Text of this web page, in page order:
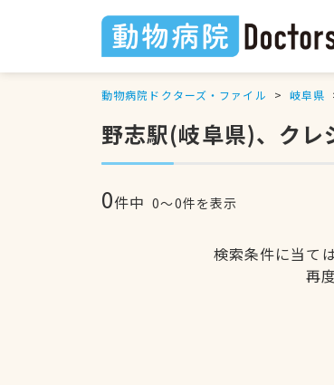
動物病院ドクターズ・ファイル 岐阜県
野志駅(岐阜県)、クレ
0件中 0〜0件を表示
検索条件に当て
再